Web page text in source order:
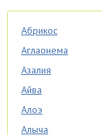
Абрикос
Аглаонема
Азалия
Айва
Алоэ
Алыча